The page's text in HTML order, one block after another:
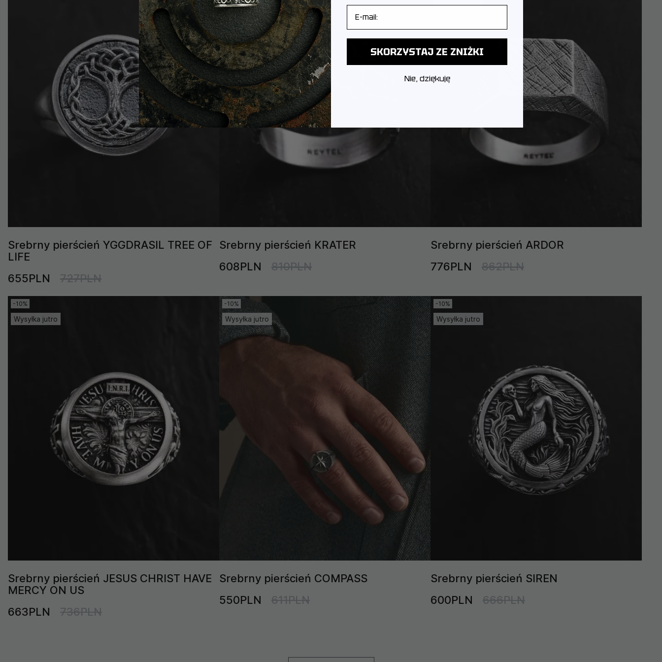
Srebrny pierścień YGGDRASIL TREE OF
LIFE
655PLN
727PLN
Srebrny pierścień KRATER
608PLN
810PLN
Srebrny pierścień ARDOR
776PLN
862PLN
-10%
Wysyłka jutro
Srebrny pierścień JESUS CHRIST HAVE
MERCY ON US
663PLN
736PLN
-10%
Wysyłka jutro
Srebrny pierścień COMPASS
550PLN
611PLN
-10%
Wysyłka jutro
Srebrny pierścień SIREN
600PLN
666PLN
SKORZYSTAJ ZE ZNIŻKI
Nie, dziękuję